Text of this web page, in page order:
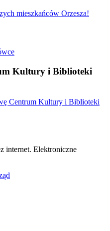
mieszkańców Orzesza!
Kultury i Biblioteki
Centrum Kultury i Biblioteki
internet. Elektroniczne